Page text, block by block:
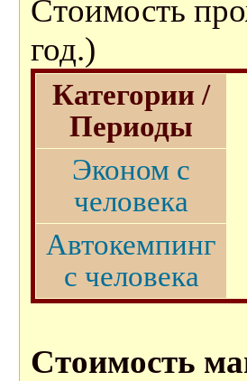
Стоимость
год.)
Категории /
Периоды
Эконом с
человека
Автокемпинг
с человека
Стоимость